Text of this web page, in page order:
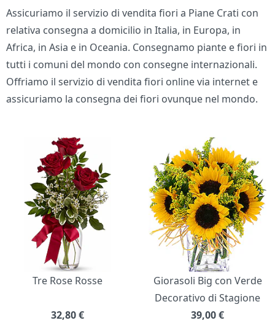
Assicuriamo il servizio di vendita fiori a Piane Crati con
relativa consegna a domicilio in Italia, in Europa, in
Africa, in Asia e in Oceania. Consegnamo piante e fiori in
tutti i comuni del mondo con consegne internazionali.
Offriamo il servizio di vendita fiori online via internet e
assicuriamo la consegna dei fiori ovunque nel mondo.
Bouquet di fiori
Tre Rose Rosse
32,80€
Giorasoli Big con Verde
Decorativo di Stagione
39,00€